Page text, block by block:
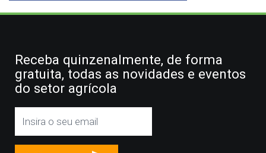
Receba quinzenalmente, de forma
gratuita, todas as novidades e eventos
do setor agrícola